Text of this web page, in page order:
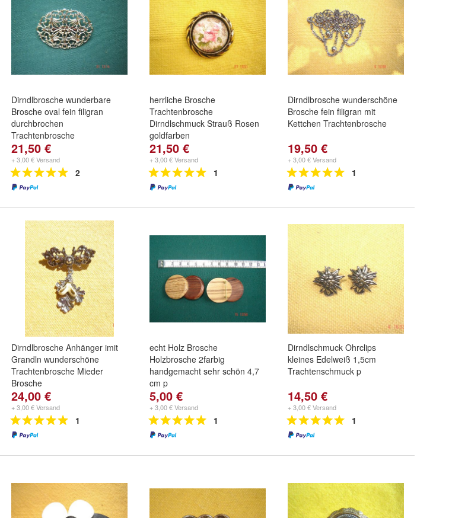
Dirndlbrosche wunderbare
Brosche oval fein filigran
durchbrochen
Trachtenbrosche
21,50 €
+ 3,00 € Versand
2
herrliche Brosche
Trachtenbrosche
Dirndlschmuck Strauß Rosen
goldfarben
21,50 €
+ 3,00 € Versand
1
Dirndlbrosche wunderschöne
Brosche fein filigran mit
Kettchen Trachtenbrosche
19,50 €
+ 3,00 € Versand
1
Dirndlbrosche Anhänger imit
Grandln wunderschöne
Trachtenbrosche Mieder
Brosche
24,00 €
+ 3,00 € Versand
1
echt Holz Brosche
Holzbrosche 2farbig
handgemacht sehr schön 4,7
cm p
5,00 €
+ 3,00 € Versand
1
Dirndlschmuck Ohrclips
kleines Edelweiß 1,5cm
Trachtenschmuck p
14,50 €
+ 3,00 € Versand
1